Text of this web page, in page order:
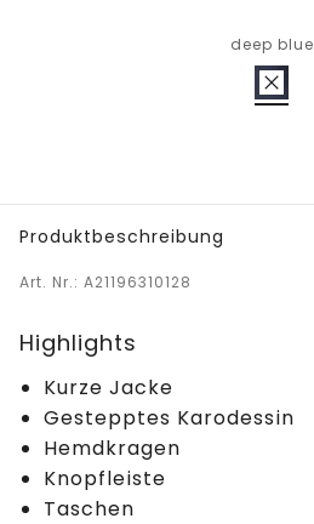
deep blue
Produktbeschreibung
Art. Nr.: A21196310128
Highlights
Kurze Jacke
Gestepptes Karodessin
Hemdkragen
Knopfleiste
Taschen